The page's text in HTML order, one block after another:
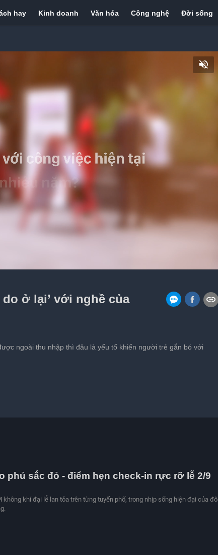
hay Kinh doanh Văn hóa Công nghệ Đời sống
ở lại’ với nghề của
ngoài thu nhập thì đâu là yếu tố khiến người trẻ gắn bó với
phủ sắc đỏ - điểm hẹn check-in rực rỡ lễ 2/9
không khí đại lễ lan tỏa trên từng tuyến phố, trong nhịp sống hiện đại của